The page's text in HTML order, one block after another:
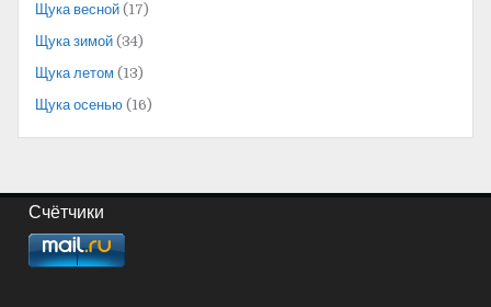
Щука весной (17)
Щука зимой (34)
Щука летом (13)
Щука осенью (16)
Счётчики